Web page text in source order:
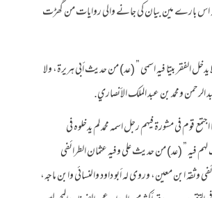
اس بارے مین بیان کی جانے والی روایات من گھڑت
الفقر بيتا فيه اسمي ” (عد) من حديث أبي هريرة، ولا
الرحمن ومحمد بن عبد الملك الأنصاري.
قوم في مشورة فيهم رجل اسمه محمد لم يدخلوه في
لهم فيه ” (عد) من حديث علي وفيه عثمان الطرائفي
وثقه ابن معين، وروى له أبو داود والنسائي وابن ماجه،